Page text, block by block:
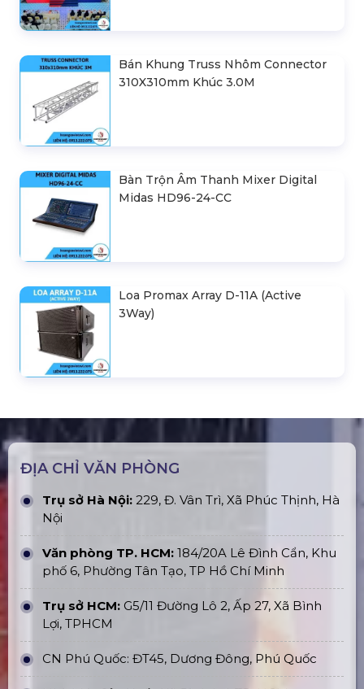
Bán Khung Truss Nhôm Connector
310X310mm Khúc 3.0M
Bàn Trộn Âm Thanh Mixer Digital
Midas HD96-24-CC
Loa Promax Array D-11A (Active
3Way)
ĐỊA CHỈ VĂN PHÒNG
Trụ sở Hà Nội: 229, Đ. Vân Trì, Xã Phúc Thịnh, Hà
Nội
Văn phòng TP. HCM: 184/20A Lê Đình Cẩn, Khu
phố 6, Phường Tân Tạo, TP Hồ Chí Minh
Trụ sở HCM: G5/11 Đường Lô 2, Ấp 27, Xã Bình
Lợi, TPHCM
CN Phú Quốc: ĐT45, Dương Đông, Phú Quốc